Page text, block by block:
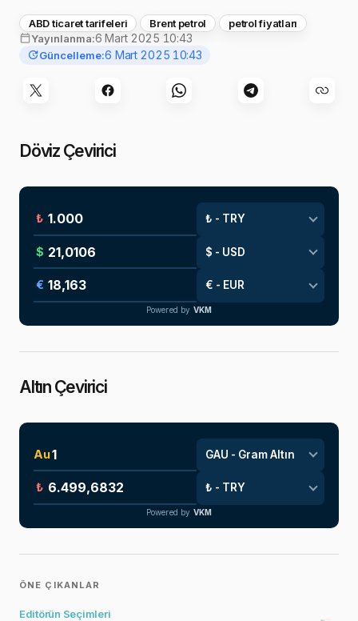
ABD ticaret tarifeleri Brent petrol
petrol fiyatları
Yayınlanma:6 Mart 2025 10:43
Güncelleme:6 Mart 2025 10:43
Döviz Çevirici
₺
$
€
Powered by VKM
Altın Çevirici
Au
₺
Powered by VKM
ÖNE ÇIKANLAR
Editörün Seçimleri